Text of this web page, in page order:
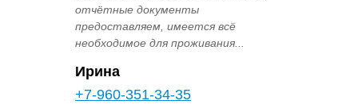
отчётные документы
предоставляем, имеется всё
необходимое для проживания...
Ирина
+7-960-351-34-35